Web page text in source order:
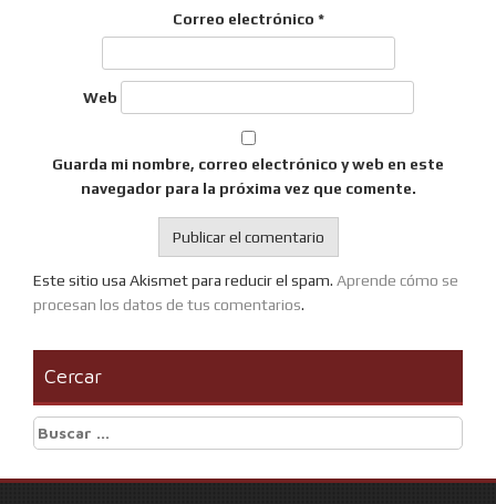
Correo electrónico *
Web
Guarda mi nombre, correo electrónico y web en este
navegador para la próxima vez que comente.
Este sitio usa Akismet para reducir el spam. Aprende cómo se
procesan los datos de tus comentarios.
Cercar
Buscar: